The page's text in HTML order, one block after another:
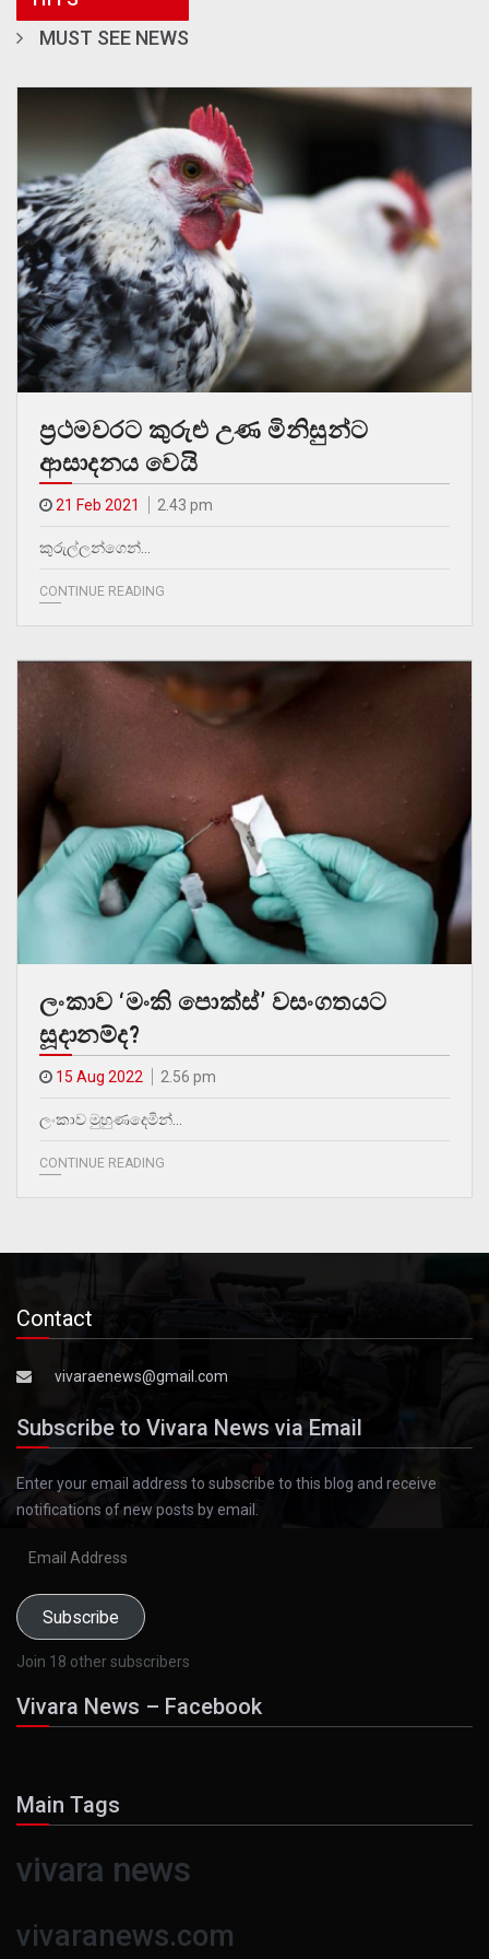
MUST SEE NEWS
ප්‍රථමවරට කුරුළු උණ මිනිසුන්ට
ආසාදනය වෙයි
21 Feb 2021 2.43 pm
කුරුල්ලන්ගෙන්…
CONTINUE READING
ලංකාව ‘මංකි පොක්ස්’ වසංගතයට
සූදානම්ද?
15 Aug 2022 2.56 pm
ලංකාව මුහුණදෙමින්…
CONTINUE READING
Contact
vivaraenews@gmail.com
Subscribe to Vivara News via Email
Enter your email address to subscribe to this blog and receive
notifications of new posts by email.
Subscribe
Join 18 other subscribers
Vivara News – Facebook
Main Tags
vivara news
vivaranews.com